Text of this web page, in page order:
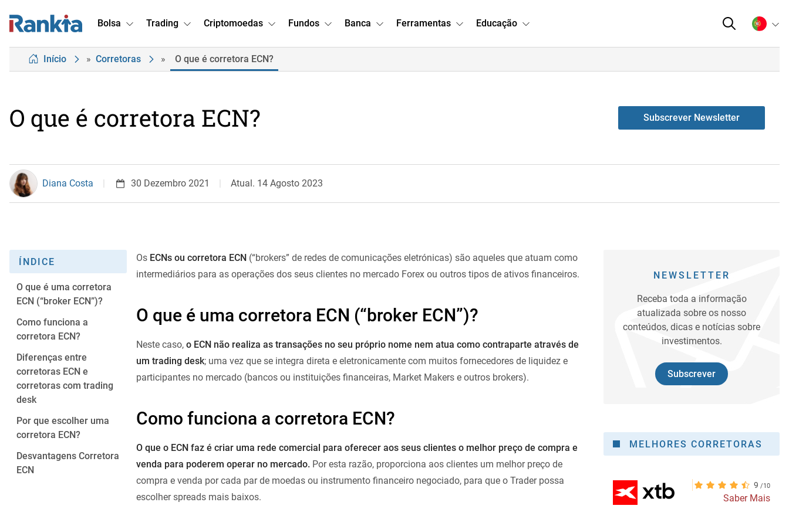
Bolsa Trading Criptomoedas Fundos Banca Ferramentas Educação
Início » Corretoras » O que é corretora ECN?
O que é corretora ECN? Subscrever Newsletter
Diana Costa 30 Dezembro 2021 Atual. 14 Agosto 2023
ÍNDICE
O que é uma corretora
ECN (“broker ECN”)?
Como funciona a
corretora ECN?
Diferenças entre
corretoras ECN e
corretoras com trading
desk
Por que escolher uma
corretora ECN?
Desvantagens Corretora
ECN
Os ECNs ou corretora ECN (“brokers” de redes de comunicações eletrónicas) são aqueles que atuam como
intermediários para as operações dos seus clientes no mercado Forex ou outros tipos de ativos financeiros.
O que é uma corretora ECN (“broker ECN”)?
Neste caso, o ECN não realiza as transações no seu próprio nome nem atua como contraparte através de
um trading desk; uma vez que se integra direta e eletronicamente com muitos fornecedores de liquidez e
participantes no mercado (bancos ou instituições financeiras, Market Makers e outros brokers).
Como funciona a corretora ECN?
O que o ECN faz é criar uma rede comercial para oferecer aos seus clientes o melhor preço de compra e
venda para poderem operar no mercado. Por esta razão, proporciona aos clientes um melhor preço de
compra e venda por cada par de moedas ou instrumento financeiro negociado, para que o Trader possa
escolher spreads mais baixos.
NEWSLETTER
Receba toda a informação
atualizada sobre os nosso
conteúdos, dicas e notícias sobre
investimentos.
Subscrever
MELHORES CORRETORAS
9
Saber Mais